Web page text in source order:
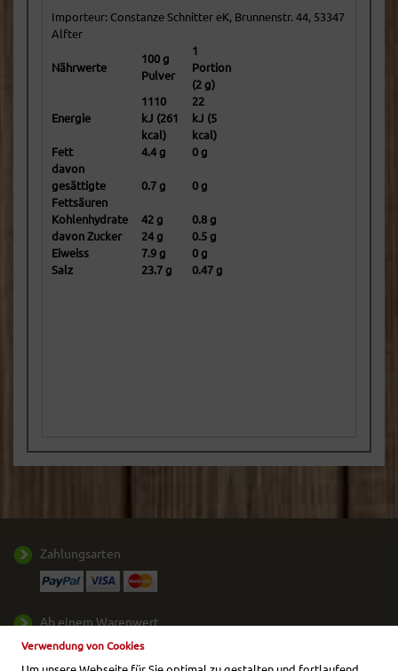
Importeur: Constanze Schnitter eK, Brunnenstr. 44, 53347
Alfter
Nährwerte
100 g
Pulver
1
Portion
(2 g)
Energie
1110
kJ (261
kcal)
22
kJ (5
kcal)
Fett
4.4 g
0 g
davon
gesättigte
Fettsäuren
0.7 g 0 g
Kohlenhydrate 42 g
0.8 g
davon Zucker
24 g
0.5 g
Eiweiss
7.9 g
0 g
Salz
23.7 g 0.47 g
Zahlungsarten
Ab einem Warenwert
von50,- €liefern wir
Verwendung von Cookies